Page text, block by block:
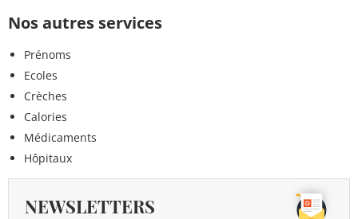
Nos autres services
Prénoms
Ecoles
Crèches
Calories
Médicaments
Hôpitaux
NEWSLETTERS